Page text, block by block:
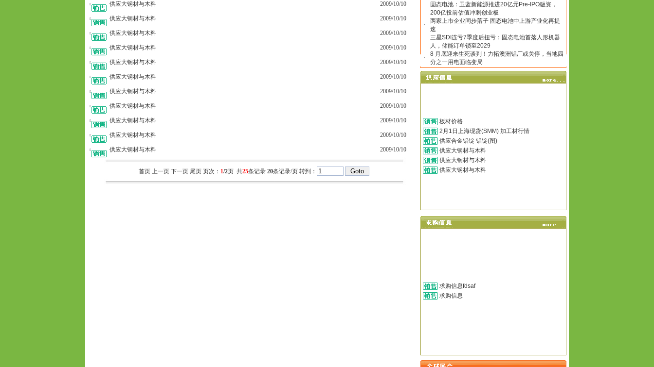
供应大钢材与木料 2009/10/10
供应大钢材与木料 2009/10/10
供应大钢材与木料 2009/10/10
供应大钢材与木料 2009/10/10
供应大钢材与木料 2009/10/10
供应大钢材与木料 2009/10/10
供应大钢材与木料 2009/10/10
供应大钢材与木料 2009/10/10
供应大钢材与木料 2009/10/10
供应大钢材与木料 2009/10/10
供应大钢材与木料 2009/10/10
首页 上一页 下一页 尾页 页次： 1/2页 共25条记录 20条记录/页 转到：
·
固态电池：卫蓝新能源推进20亿元Pre-IPO融资，
200亿投前估值冲刺创业板
·
两家上市企业同步落子 固态电池中上游产业化再提
速
·
三星SDI连亏7季度后扭亏：固态电池首落人形机器
人，储能订单锁至2029
·
8 月底迎来生死谈判！力拓澳洲铝厂或关停，当地四
分之一用电面临变局
板材价格
2月1日上海现货(SMM) 加工材行情
供应合金铝锭 铝锭(图)
供应大钢材与木料
供应大钢材与木料
供应大钢材与木料
求购信息fdsaf
求购信息